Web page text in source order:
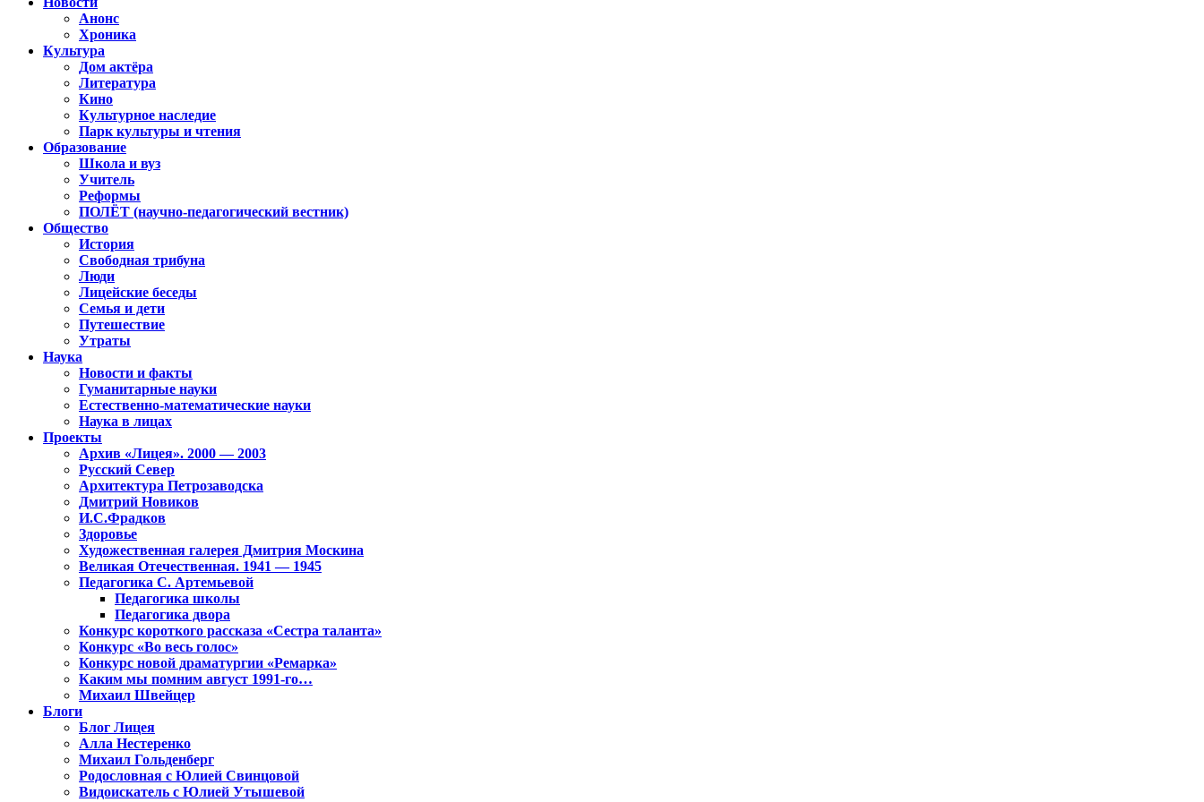
Анонс
Хроника
Культура
Дом актёра
Литература
Кино
Культурное наследие
Парк культуры и чтения
Образование
Школа и вуз
Учитель
Реформы
ПОЛЁТ (научно-педагогический вестник)
Общество
История
Свободная трибуна
Люди
Лицейские беседы
Семья и дети
Путешествие
Утраты
Наука
Новости и факты
Гуманитарные науки
Естественно-математические науки
Наука в лицах
Проекты
Архив «Лицея». 2000 — 2003
Русский Север
Архитектура Петрозаводска
Дмитрий Новиков
И.С.Фрадков
Здоровье
Художественная галерея Дмитрия Москина
Великая Отечественная. 1941 — 1945
Педагогика С. Артемьевой
Педагогика школы
Педагогика двора
Конкурс короткого рассказа «Сестра таланта»
Конкурс «Во весь голос»
Конкурс новой драматургии «Ремарка»
Каким мы помним август 1991-го…
Михаил Швейцер
Блоги
Блог Лицея
Алла Нестеренко
Михаил Гольденберг
Родословная с Юлией Свинцовой
Видоискатель с Юлией Утышевой